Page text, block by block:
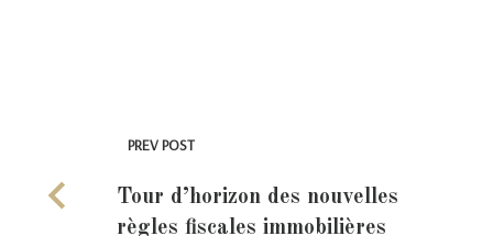
PREV POST
Tour d’horizon des nouvelles
règles fiscales immobilières